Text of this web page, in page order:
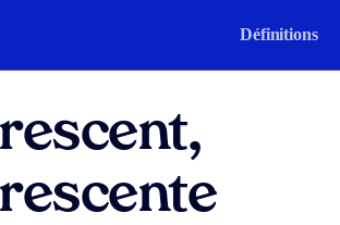
Définitions